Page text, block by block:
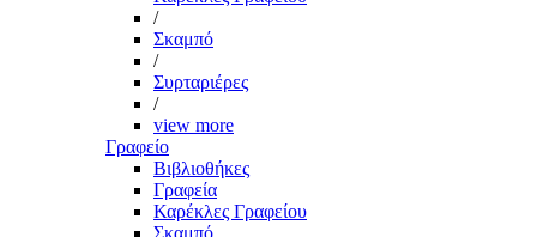
/
Σκαμπό
/
Συρταριέρες
/
view more
Γραφείο
Βιβλιοθήκες
Γραφεία
Καρέκλες Γραφείου
Σκαμπό